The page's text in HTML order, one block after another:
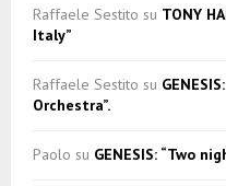
Raffaele Sestito su TONY
Italy”
Raffaele Sestito su
Orchestra”.
Paolo su GENESIS: “Two